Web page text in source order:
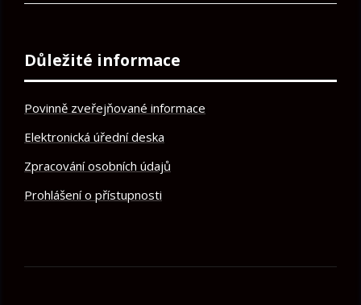
Důležité informace
Povinně zveřejňované informace
Elektronická úřední deska
Zpracování osobních údajů
Prohlášení o přístupnosti